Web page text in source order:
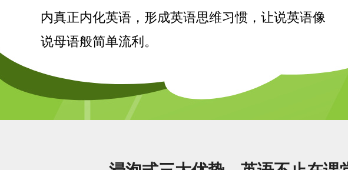
内真正内化英语，形成英语思维习惯，让说英语像
说母语般简单流利。